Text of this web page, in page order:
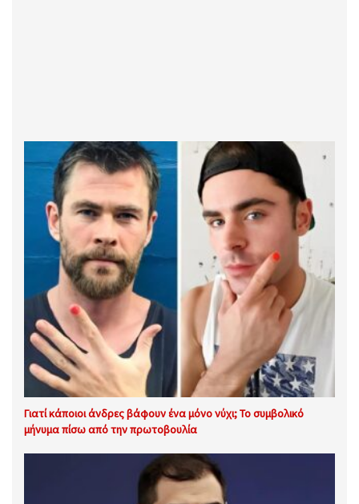
Γιατί κάποιοι άνδρες βάφουν ένα μόνο νύχι; Το συμβολικό
μήνυμα πίσω από την πρωτοβουλία